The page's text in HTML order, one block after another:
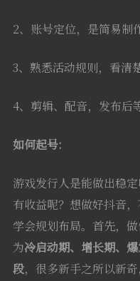
2、账号定位，是简易制
3、熟悉活动规则，看清
4、剪辑、配音，发布后
如何起号:
游戏发行人是能做出稳
有收益呢？想做好抖音
学会规划布局。首先，
为冷启动期、增长期、
段，很多新手之所以新